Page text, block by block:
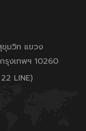
มวิท แขวง
รุงเทพฯ 10260
LINE)